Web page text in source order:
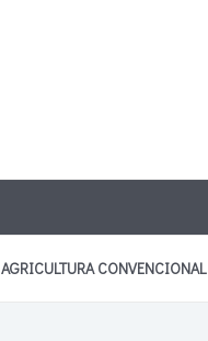
AGRICULTURA CONVENCIONAL